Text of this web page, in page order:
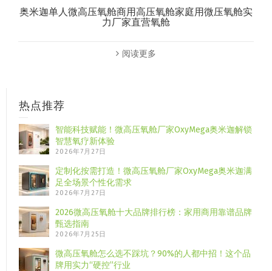
奥米迦单人微高压氧舱商用高压氧舱家庭用微压氧舱实
力厂家直营氧舱
阅读更多
热点推荐
智能科技赋能！微高压氧舱厂家OxyMega奥米迦解锁
智慧氧疗新体验
2026年7月27日
定制化按需打造！微高压氧舱厂家OxyMega奥米迦满
足全场景个性化需求
2026年7月27日
2026微高压氧舱十大品牌排行榜：家用商用靠谱品牌
甄选指南
2026年7月25日
微高压氧舱怎么选不踩坑？90%的人都中招！这个品
牌用实力“硬控”行业